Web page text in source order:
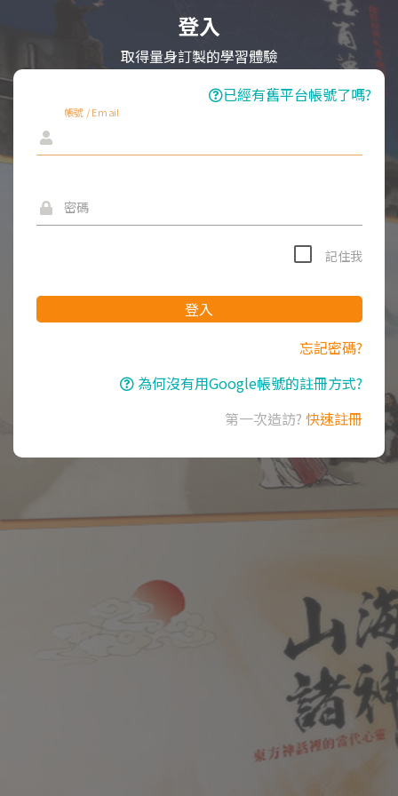
登入
取得量身訂製的學習體驗
已經有舊平台帳號了嗎?
帳號 / Email
密碼
記住我
登入
忘記密碼?
為何沒有用Google帳號的註冊方式?
第一次造訪? 快速註冊